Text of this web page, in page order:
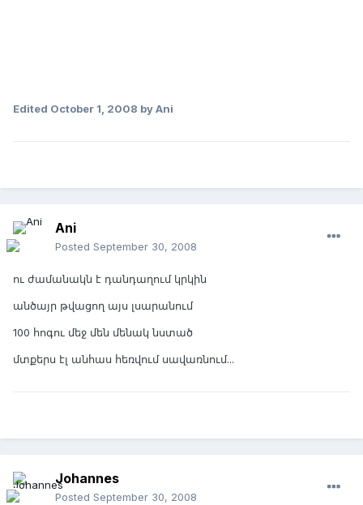
Edited October 1, 2008 by Ani
Ani
Posted September 30, 2008
ու ժամանակն է դանդաղում կրկին
անծայր թվացող այս լսարանում
100 հոգու մեջ մեն մենակ նստած
մտքերս էլ անհաս հեռվում սավառնում...
Johannes
Posted September 30, 2008